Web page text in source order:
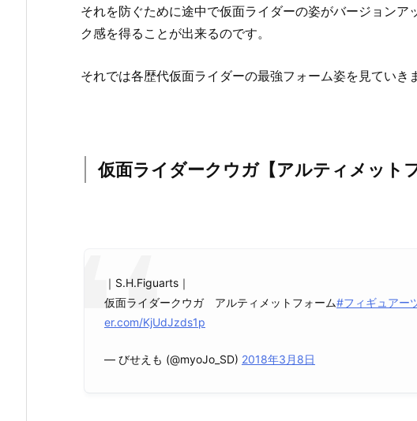
それを防ぐために途中で仮面ライダーの姿がバージョンア
ク感を得ることが出来るのです。
それでは各歴代仮面ライダーの最強フォーム姿を見ていき
仮面ライダークウガ【アルティメット
｜S.H.Figuarts｜
仮面ライダークウガ アルティメットフォーム#フィギュアー
er.com/KjUdJzds1p
— びせえも (@myoJo_SD) 2018年3月8日